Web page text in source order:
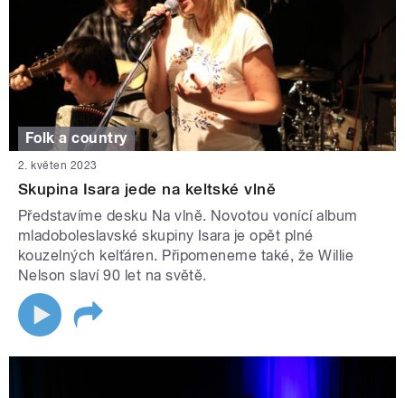
Folk a country
2. květen 2023
Skupina Isara jede na keltské vlně
Představíme desku Na vlně. Novotou vonící album
mladoboleslavské skupiny Isara je opět plné
kouzelných kelťáren. Připomeneme také, že Willie
Nelson slaví 90 let na světě.